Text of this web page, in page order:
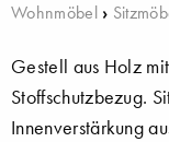
Wohnmöbel›
Gestell aus Holz
Stoffschutzbezug.
Innenverstärkung